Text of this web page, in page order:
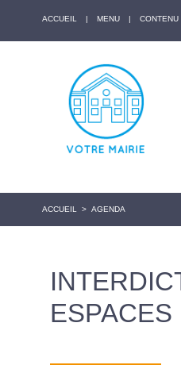
ACCUEIL | MENU | CONTENU
ACCUEIL > AGENDA
ESPACES